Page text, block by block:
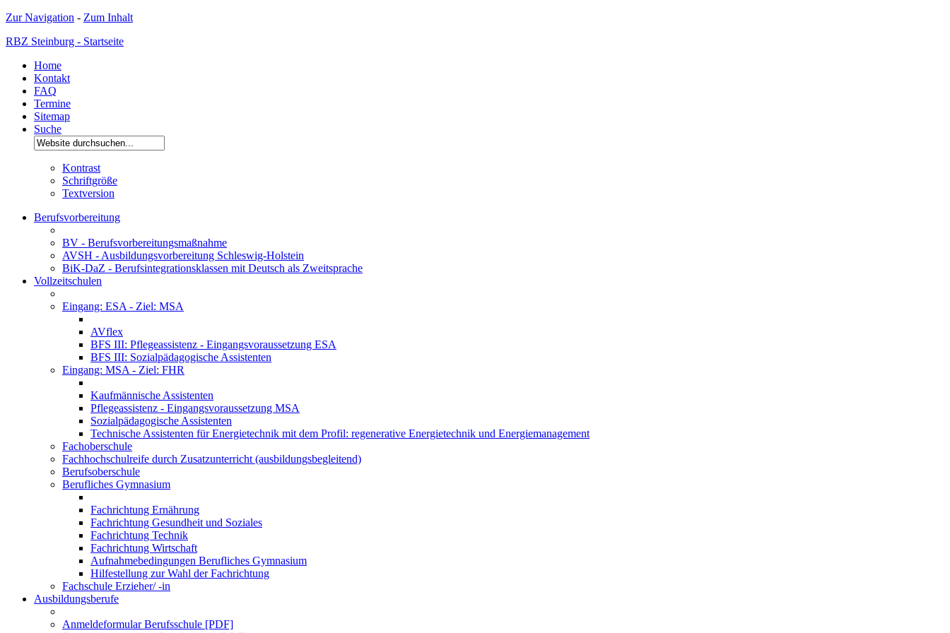
Zur Navigation - Zum Inhalt
RBZ Steinburg - Startseite
Home
Kontakt
FAQ
Termine
Sitemap
Suche
Kontrast
Schriftgröße
Textversion
Berufsvorbereitung
BV - Berufsvorbereitungsmaßnahme
AVSH - Ausbildungsvorbereitung Schleswig-Holstein
BiK-DaZ - Berufsintegrationsklassen mit Deutsch als Zweitsprache
Vollzeitschulen
Eingang: ESA - Ziel: MSA
AVflex
BFS III: Pflegeassistenz - Eingangsvoraussetzung ESA
BFS III: Sozialpädagogische Assistenten
Eingang: MSA - Ziel: FHR
Kaufmännische Assistenten
Pflegeassistenz - Eingangsvoraussetzung MSA
Sozialpädagogische Assistenten
Technische Assistenten für Energietechnik mit dem Profil: regenerative Energietechnik und Energiemanagement
Fachoberschule
Fachhochschulreife durch Zusatzunterricht (ausbildungsbegleitend)
Berufsoberschule
Berufliches Gymnasium
Fachrichtung Ernährung
Fachrichtung Gesundheit und Soziales
Fachrichtung Technik
Fachrichtung Wirtschaft
Aufnahmebedingungen Berufliches Gymnasium
Hilfestellung zur Wahl der Fachrichtung
Fachschule Erzieher/ -in
Ausbildungsberufe
Anmeldeformular Berufsschule [PDF]